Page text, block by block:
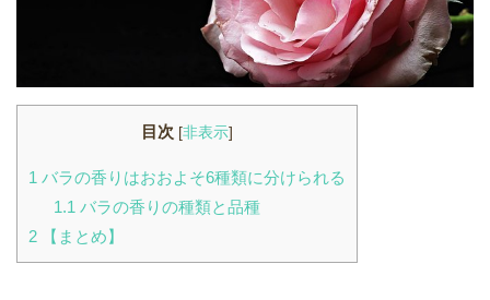
目次 [非表示]
1 バラの香りはおおよそ6種類に分けられる
1.1 バラの香りの種類と品種
2 【まとめ】